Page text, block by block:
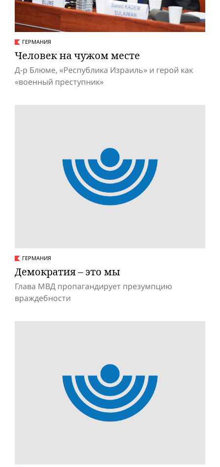
ГЕРМАНИЯ
Человек на чужом месте
Д-р Блюме, «Республика Израиль» и герой как
«военный преступник»
ГЕРМАНИЯ
Демократия – это мы
Глава МВД пропагандирует презумпцию
враждебности